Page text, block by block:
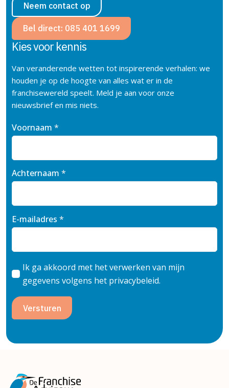
Neem contact op
Bel direct: 085 401 1699
Kies voor kennis
Van veranderende wetten tot inspirerende verhalen: we
houden je op de hoogte van alles wat er in de
franchisewereld speelt. Meld je aan voor onze
nieuwsbrief en mis niets.
Voornaam *
Achternaam *
E-mailadres *
Ik ga akkoord met het verwerken van mijn
gegevens volgens het privacybeleid.
Versturen